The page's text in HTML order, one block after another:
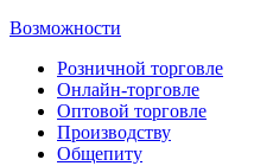
Возможности
Розничной торговле
Онлайн-торговле
Оптовой торговле
Производству
Общепиту